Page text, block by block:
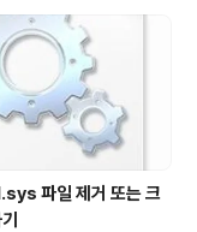
파일 제거 또는 크